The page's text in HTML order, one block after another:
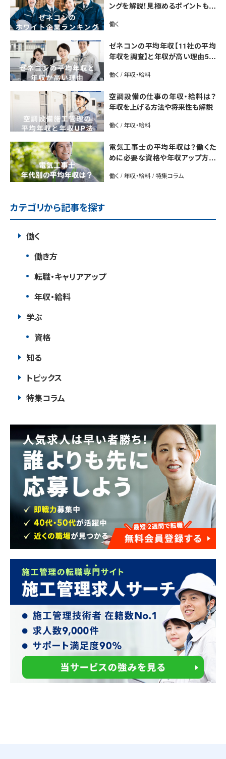
ングを解説！見極めるポイントも紹
働く
ゼネコンの平均年収【11社の平均
年収を調査】と年収が高い理由5選
働く / 年収・給料
空調設備の仕事の年収・給料は？
年収を上げる方法や将来性も解説
働く / 年収・給料
電気工事士の平均年収は？働くた
めに必要な資格や年収アップ方法
働く / 年収・給料 / 特集コラム
カテゴリから記事を探す
働く
働き方
転職・キャリアアップ
年収・給料
学ぶ
資格
知る
トピックス
特集コラム